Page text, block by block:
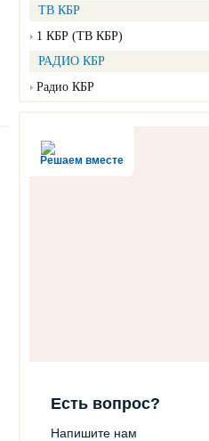
ТВ КБР
1 КБР (ТВ КБР)
РАДИО КБР
Радио КБР
Решаем вместе
Есть вопрос?
Напишите нам